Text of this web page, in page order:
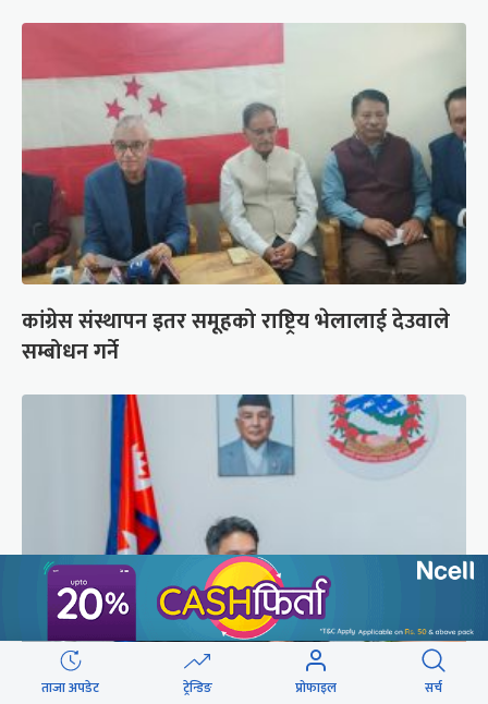
कांग्रेस संस्थापन इतर समूहको राष्ट्रिय भेलालाई देउवाले
सम्बोधन गर्ने
प्रधानमन्त्री बालेनले ल्याएको विधेयक संसदीय
ताजा अपडेट ट्रेन्डिङ प्रोफाइल सर्च